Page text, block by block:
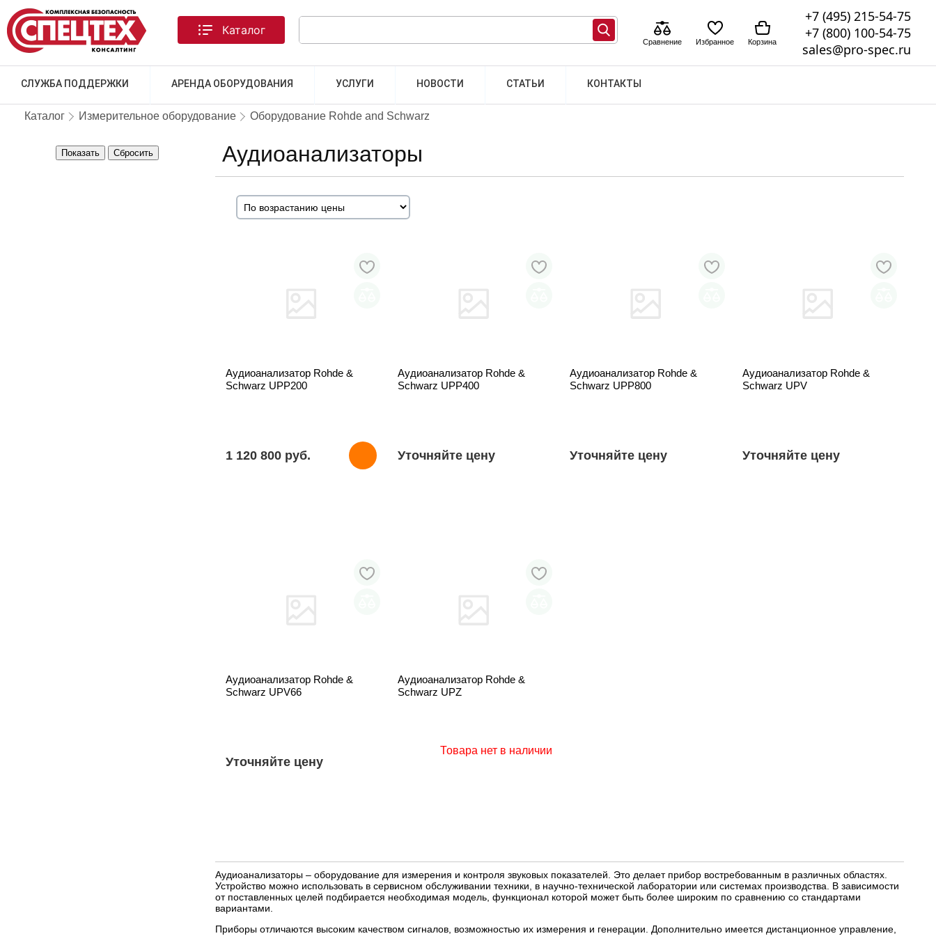
СЛУЖБА ПОДДЕРЖКИ АРЕНДА ОБОРУДОВАНИЯ УСЛУГИ НОВОСТИ СТАТЬИ КОНТАКТЫ
Каталог
Сравнение Избранное Корзина
+7 (495) 215-54-75
+7 (800) 100-54-75
sales@pro-spec.ru
Каталог Измерительное оборудование Оборудование Rohde and Schwarz
Показать Сбросить Аудиоанализаторы
Аудиоанализатор Rohde &
Schwarz UPP200
1 120 800 pуб.
Аудиоанализатор Rohde &
Schwarz UPP400
Уточняйте цену
Аудиоанализатор Rohde &
Schwarz UPP800
Уточняйте цену
Аудиоанализатор Rohde &
Schwarz UPV
Уточняйте цену
Аудиоанализатор Rohde &
Schwarz UPV66
Уточняйте цену
Аудиоанализатор Rohde &
Schwarz UPZ
Товара нет в наличии
Аудиоанализаторы – оборудование для измерения и контроля звуковых показателей. Это делает прибор востребованным в различных областях.
Устройство можно использовать в сервисном обслуживании техники, в научно-технической лаборатории или системах производства. В зависимости
от поставленных целей подбирается необходимая модель, функционал которой может быть более широким по сравнению со стандартами
вариантами.
Приборы отличаются высоким качеством сигналов, возможностью их измерения и генерации. Дополнительно имеется дистанционное управление,